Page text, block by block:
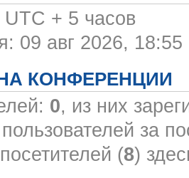
+ 5 часов
09 авг 2026, 18:55
КОНФЕРЕНЦИИ
0, из них
за
(8)